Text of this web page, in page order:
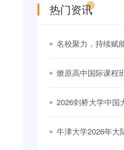
热门资讯
名校聚力，持续赋
燎原高中国际课程
2026剑桥大学中国
牛津大学2026年大